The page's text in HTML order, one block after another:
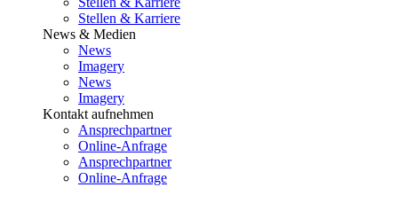
Stellen & Karriere
News & Medien
News
Imagery
News
Imagery
Kontakt aufnehmen
Ansprechpartner
Online-Anfrage
Ansprechpartner
Online-Anfrage